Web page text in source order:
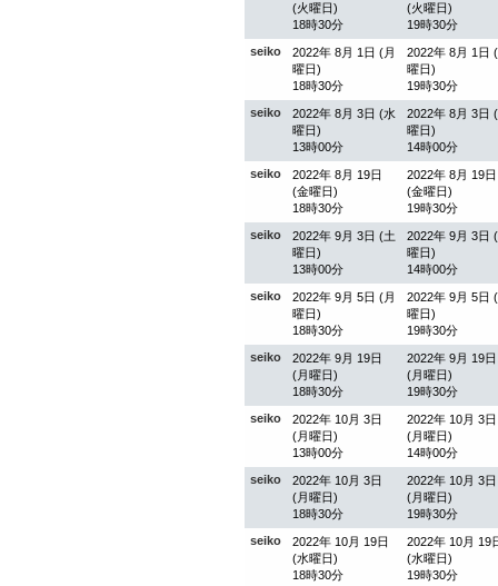
(火曜日)
18時30分
(火曜日)
19時30分
seiko
2022年 8月 1日 (月
曜日)
18時30分
2022年 8月 1日
曜日)
19時30分
seiko
2022年 8月 3日 (水
曜日)
13時00分
2022年 8月 3日
曜日)
14時00分
seiko
2022年 8月 19日
(金曜日)
18時30分
2022年 8月 19日
(金曜日)
19時30分
seiko
2022年 9月 3日 (土
曜日)
13時00分
2022年 9月 3日
曜日)
14時00分
seiko
2022年 9月 5日 (月
曜日)
18時30分
2022年 9月 5日
曜日)
19時30分
seiko
2022年 9月 19日
(月曜日)
18時30分
2022年 9月 19日
(月曜日)
19時30分
seiko
2022年 10月 3日
(月曜日)
13時00分
2022年 10月 3日
(月曜日)
14時00分
seiko
2022年 10月 3日
(月曜日)
18時30分
2022年 10月 3日
(月曜日)
19時30分
seiko
2022年 10月 19日
(水曜日)
18時30分
2022年 10月 19
(水曜日)
19時30分